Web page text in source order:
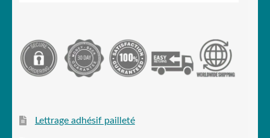
Lettrage adhésif pailleté